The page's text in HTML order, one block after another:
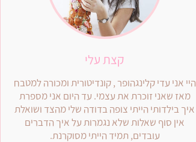
קצת עלי
היי אני עדי קלינגהופר , קונדיטורית ומכורה למטבח
מאז שאני זוכרת את עצמי. עד היום אני מספרת
איך בילדותי הייתי צופה בדודה שלי מהצד ושואלת
אין סוף שאלות שלא נגמרות על איך הדברים
עובדים, תמיד הייתי מסוקרנת.